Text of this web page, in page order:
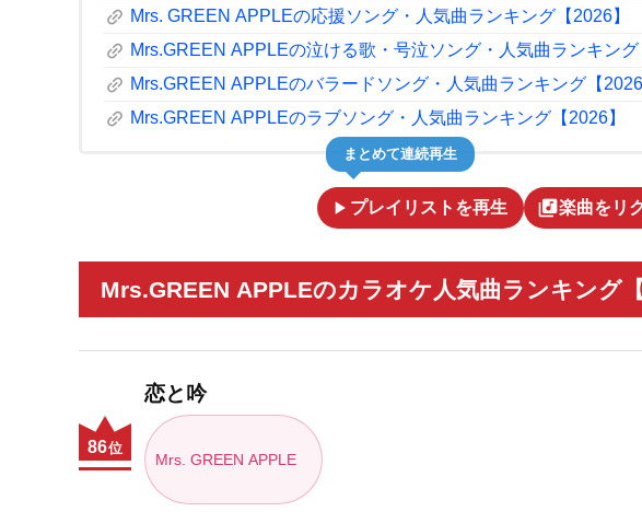
link Mrs. GREEN APPLEの応援ソング・人気曲ランキング【2026】
link Mrs.GREEN APPLEの泣ける歌・号泣ソング・人気曲ランキング
link Mrs.GREEN APPLEのバラードソング・人気曲ランキング【2026
link Mrs.GREEN APPLEのラブソング・人気曲ランキング【2026】
play_arrow プレイリストを再生
まとめて連続再生
library_music楽曲をリ
Mrs.GREEN APPLEのカラオケ人気曲ランキング
恋と吟
Mrs. GREEN APPLE
86位